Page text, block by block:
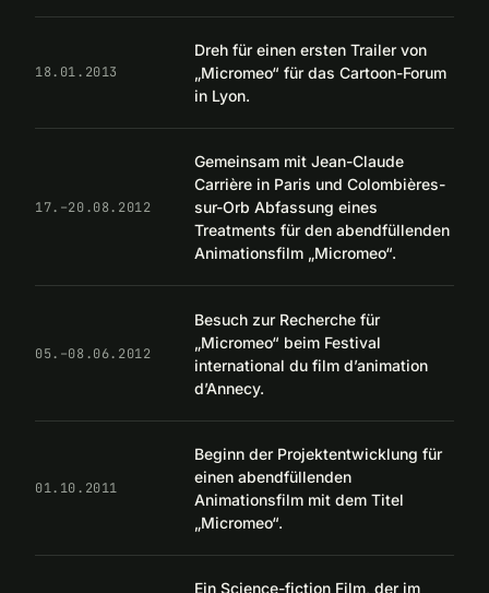
18.01.2013
Dreh für einen ersten Trailer von
„Micromeo“ für das Cartoon-Forum
in Lyon.
17.–20.08.2012
Gemeinsam mit Jean-Claude
Carrière in Paris und Colombières-
sur-Orb Abfassung eines
Treatments für den abendfüllenden
Animationsfilm „Micromeo“.
05.–08.06.2012
Besuch zur Recherche für
„Micromeo“ beim Festival
international du film d’animation
d’Annecy.
01.10.2011
Beginn der Projektentwicklung für
einen abendfüllenden
Animationsfilm mit dem Titel
„Micromeo“.
Ein Science-fiction Film, der im